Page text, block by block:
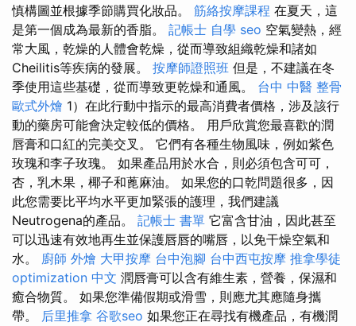
慎構圖並根據季節購買化妝品。 筋絡按摩課程 在夏天，這
是第一個成為最新的香脂。 記帳士 自學 seo 空氣變熱，經
常大風，乾燥的人體會乾燥，從而導致組織乾燥和諸如
Cheilitis等疾病的發展。 按摩師證照班 但是，不建議在冬
季使用這些基礎，從而導致更乾燥和通風。 台中 中醫 整骨
歐式外燴 1）在此行動中指示的最高消費者價格，涉及該行
動的藥房可能會決定較低的價格。 用戶欣賞您最喜歡的潤
唇膏和口紅的完美交叉。 它們有各種生物風味，例如紫色
玫瑰和李子玫瑰。 如果產品用於水合，則必須包含可可，
杏，乳木果，椰子和蓖麻油。 如果您的口乾問題很多，因
此您需要比平均水平更加緊張的護理，我們建議
Neutrogena的產品。 記帳士 書單 它富含甘油，因此甚至
可以迅速有效地再生並保護唇唇的嘴唇，以免干燥空氣和
水。 廚師 外燴 大甲按摩 台中泡腳 台中西屯按摩 推拿學徒
optimization 中文 潤唇膏可以含有維生素，營養，保濕和
癒合物質。 如果您準備假期或滑雪，則應尤其應隨身攜
帶。 后里推拿 谷歌seo 如果您正在尋找有機產品，有機潤